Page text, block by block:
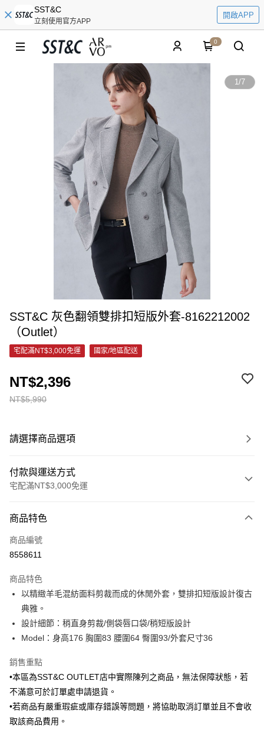
SST&C
立刻使用官方APP
開啟APP
0
1/7
SST&C 灰色翻領雙排扣短版外套-8162212002
（Outlet）
宅配滿NT$3,000免運 國家/地區配送
NT$5,990
NT$2,396
請選擇商品選項
付款與運送方式
宅配滿NT$3,000免運
信用卡一次付款
信用卡分期付款
合作金庫商業銀行
華南商業銀行
彰化商業銀行
上海商業儲蓄銀行
國泰世華商業銀行
兆豐國際商業銀行
臺灣中小企業銀行
台中商業銀行
聯邦商業銀行
元大商業銀行
永豐商業銀行
台新國際商業銀行
台灣樂天信用卡公司
6 期 0 利率 每期
華南商業銀行
上海商業儲蓄銀行
台北富邦商業銀行
國泰世華商業銀行
兆豐國際商業銀行
匯豐（台灣）商業銀行
聯邦商業銀行
遠東國際商業銀行
元大商業銀行
玉山商業銀行
星展（台灣）商業銀行
台灣樂天信用卡公司
LINE Pay
Apple Pay
悠遊付
Google Pay
商品特色
商品編號
8558611
商品特色
以精緻羊毛混紡面料剪裁而成的休閒外套，雙排扣短版設計復古
典雅。
設計細節：稍直身剪裁/側袋唇口袋/稍短版設計
Model：身高176 胸圍83 腰圍64 臀圍93/外套尺寸36
銷售重點
•本區為SST&C OUTLET店中實際陳列之商品，無法保障狀態，若
不滿意可於訂單處申請退貨。
•若商品有嚴重瑕疵或庫存錯誤等問題，將協助取消訂單並且不會收
取該商品費用。